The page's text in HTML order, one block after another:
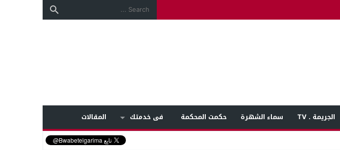
الجريمة . TV سماء الشهرة حكمت المحكمة فى خدمتك
المقالات